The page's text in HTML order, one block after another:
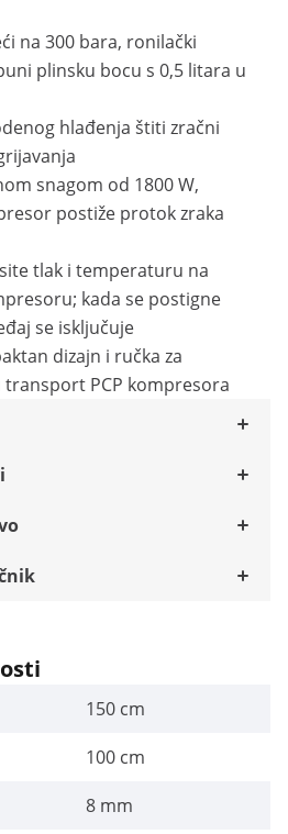
na 300 bara, ronilački
plinsku bocu s 0,5 litara u
hlađenja štiti zračni
snagom od 1800 W,
postiže protok zraka
tlak i temperaturu na
kada se postigne
se isključuje
dizajn i ručka za
transport PCP kompresora
150 cm
100 cm
8 mm